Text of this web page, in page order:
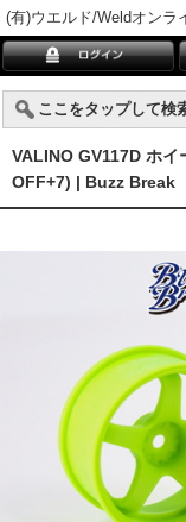
(有)ウエルド/Weldオンラ
ここをタップして検
VALINO GV117D ホイ
OFF+7) | Buzz Break